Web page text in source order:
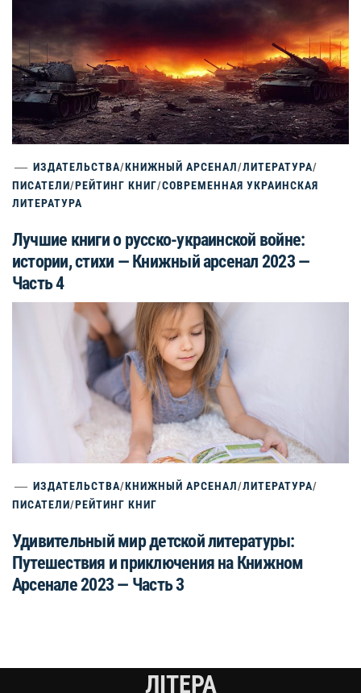
ИЗДАТЕЛЬСТВА/КНИЖНЫЙ АРСЕНАЛ/ЛИТЕРАТУРА/
ПИСАТЕЛИ/РЕЙТИНГ КНИГ/СОВРЕМЕННАЯ УКРАИНСКАЯ
ЛИТЕРАТУРА
Лучшие книги о русско-украинской войне:
истории, стихи — Книжный арсенал 2023 —
Часть 4
ИЗДАТЕЛЬСТВА/КНИЖНЫЙ АРСЕНАЛ/ЛИТЕРАТУРА/
ПИСАТЕЛИ/РЕЙТИНГ КНИГ
Удивительный мир детской литературы:
Путешествия и приключения на Книжном
Арсенале 2023 — Часть 3
ЛІТЕРА